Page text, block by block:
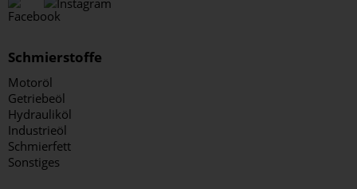
Schmierstoffe
Motoröl
Getriebeöl
Hydrauliköl
Industrieöl
Schmierfett
Sonstiges